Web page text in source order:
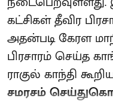
கட்சிகள் தீவிர
அதன்படி கேரள
பிரசாரம் செய்த
ராகுல் காந்தி
சமரசம்